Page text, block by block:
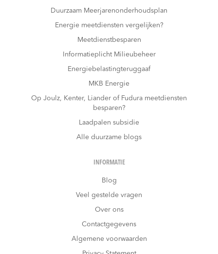
Duurzaam Meerjarenonderhoudsplan
Energie meetdiensten vergelijken?
Meetdienstbesparen
Informatieplicht Milieubeheer
Energiebelastingteruggaaf
MKB Energie
Op Joulz, Kenter, Liander of Fudura meetdiensten
besparen?
Laadpalen subsidie
Alle duurzame blogs
INFORMATIE
Blog
Veel gestelde vragen
Over ons
Contactgegevens
Algemene voorwaarden